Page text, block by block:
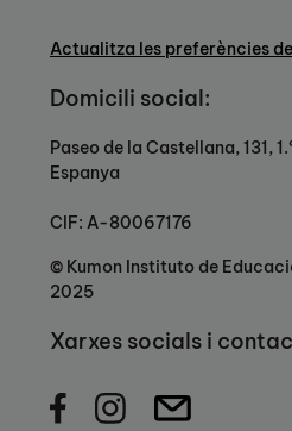
Actualitza les preferències
Domicili social:
Paseo de la Castellana, 131,
Espanya
CIF: A-80067176
© Kumon Instituto de
2025
Xarxes socials i